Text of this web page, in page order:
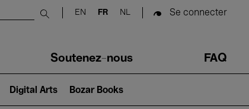
Submit search
EN FR NL Se connecter
Soutenez-nous FAQ
Digital Arts Bozar Books